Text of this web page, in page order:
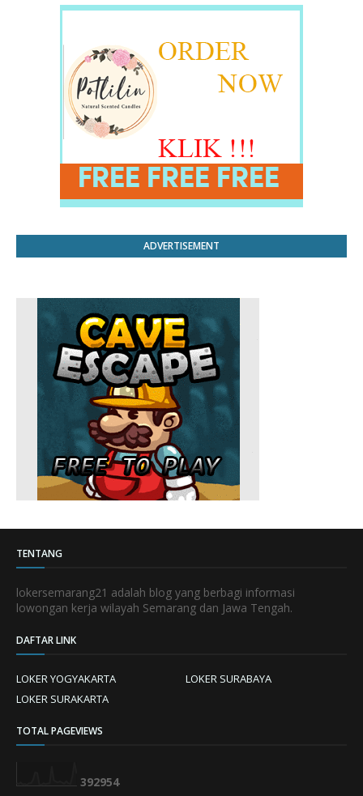
ADVERTISEMENT
TENTANG
lokersemarang21 adalah blog yang berbagi informasi
lowongan kerja wilayah Semarang dan Jawa Tengah.
DAFTAR LINK
LOKER YOGYAKARTA
LOKER SURABAYA
LOKER SURAKARTA
TOTAL PAGEVIEWS
392954